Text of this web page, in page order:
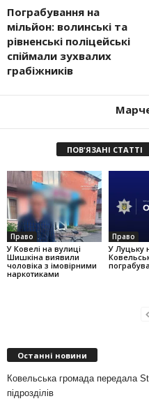
Пограбування на
мільйон: волинські та
рівненські поліцейські
спіймали зухвалих
грабіжників
ПОВ'ЯЗАНІ СТАТТІ
Право
У Ковелі на вулиці
Шишкіна виявили
чоловіка з імовірними
наркотиками
Право
У Луцьку
Останні новини
Ковельська громада передала
підрозділів